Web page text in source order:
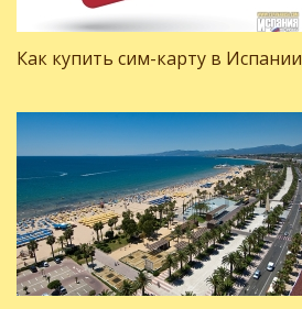
Как купить сим-карту в Испании